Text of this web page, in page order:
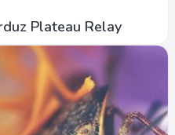
Kizik Plateau (Hava
0 4432 0
Plateau Relay